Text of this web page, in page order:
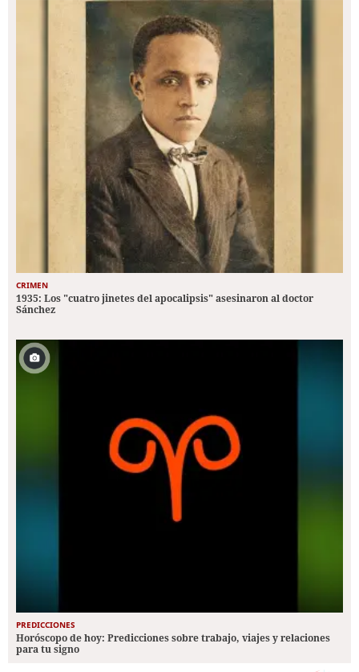
CRIMEN
1935: Los "cuatro jinetes del apocalipsis" asesinaron al doctor
Sánchez
PREDICCIONES
Horóscopo de hoy: Predicciones sobre trabajo, viajes y relaciones
para tu signo